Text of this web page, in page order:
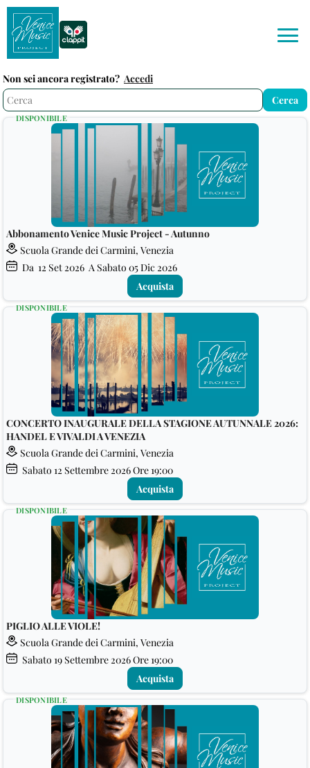
Non sei ancora registrato? Accedi
Abbonamento Venice Music Project - Autunno
Scuola Grande dei Carmini, Venezia
Da 12 Set 2026 A Sabato 05Dic 2026
DISPONIBILE
Acquista
CONCERTO INAUGURALE DELLA STAGIONE AUTUNNALE 2026:
HANDEL E VIVALDI A VENEZIA
Scuola Grande dei Carmini, Venezia
Sabato 12 Settembre 2026Ore 19:00
DISPONIBILE
Acquista
PIGLIO ALLE VIOLE!
Scuola Grande dei Carmini, Venezia
Sabato 19Settembre 2026Ore 19:00
DISPONIBILE
Acquista
DISPONIBILE